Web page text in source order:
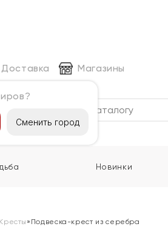
Сменить город
Доставка Магазины
Новинки
Кресты » Подвеска-крест из серебра